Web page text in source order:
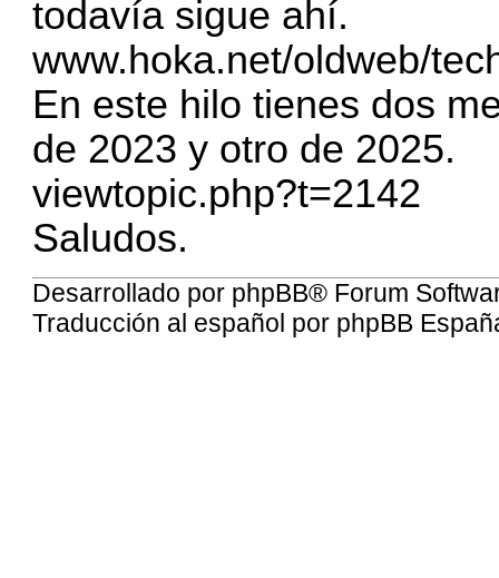
todavía sigue ahí.
www.hoka.net/oldweb/
En este hilo tienes dos
de 2023 y otro de 2025.
viewtopic.php?t=2142
Saludos.
Desarrollado por phpBB® Forum
Traducción al español por phpBB